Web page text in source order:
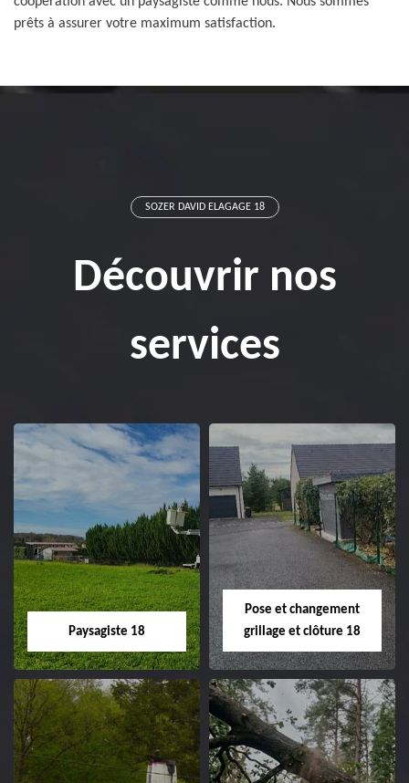
prêts à assurer votre maximum satisfaction.
SOZER DAVID ELAGAGE 18
Découvrir nos
services
Paysagiste 18
Paysagiste 18
Pose et changement
grillage et clôture 18
Pose et